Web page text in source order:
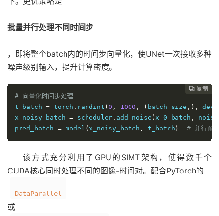
批量并行处理不同时间步
，即将整个batch内的时间步向量化，使UNet一次接收多种
噪声级别输入，提升计算密度。
 复制
 复制
 复制
 复制
 复制
 复制
 复制
 复制
 复制
 复制
 复制
 复制
 复制
 复制
 复制
 复制
 复制
 复制
 复制
 复制
 复制
 复制
 复制
# 向量化时间步处理
t_batch = torch . randint ( 0 , 1000 , ( batch_size ,),
x_noisy_batch = scheduler . add_noise ( x_0_batch ,
pred_batch = model ( x_noisy_batch , t_batch ) # 并行预
该方式充分利用了GPU的SIMT架构，使得数千个
CUDA核心同时处理不同的图像-时间对。配合PyTorch的
DataParallel
或